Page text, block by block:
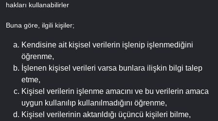
hakları kullanabilirler
Buna göre, ilgili kişiler;
Kendisine ait kişisel verilerin işlenip işlenmediğini
öğrenme,
İşlenen kişisel verileri varsa bunlara ilişkin bilgi talep
etme,
Kişisel verilerin işlenme amacını ve bu verilerin amaca
uygun kullanılıp kullanılmadığını öğrenme,
Kişisel verilerinin aktarıldığı üçüncü kişileri bilme,